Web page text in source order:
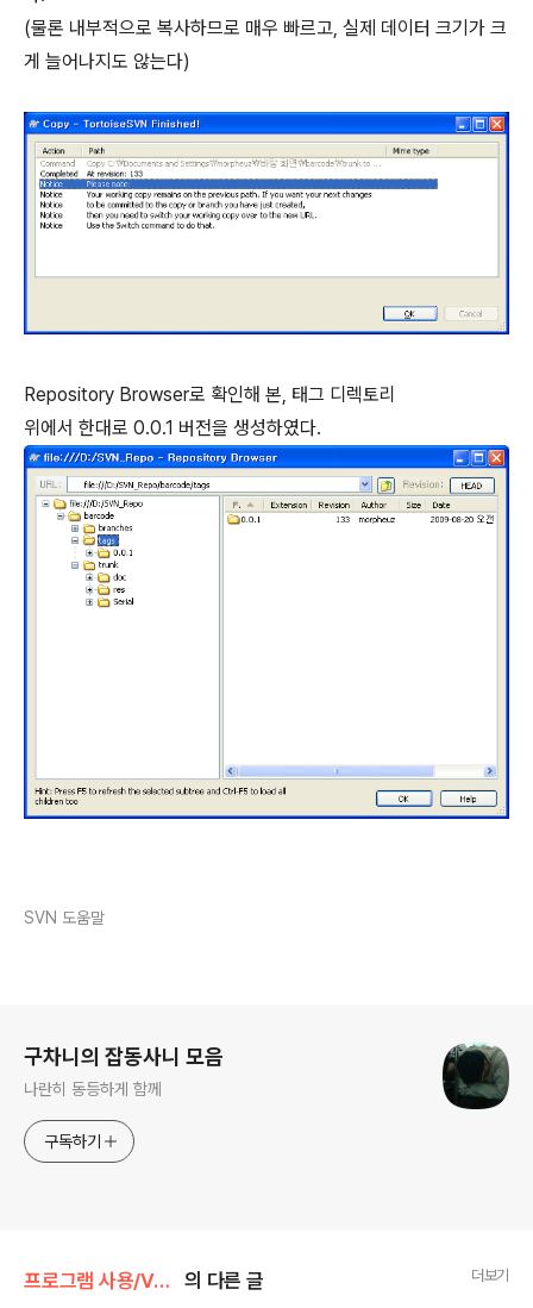
(물론 내부적으로 복사하므로 매우 빠르고, 실제 데이터 크기가 크
게 늘어나지도 않는다)
Repository Browser로 확인해 본, 태그 디렉토리
위에서 한대로 0.0.1 버전을 생성하였다.
SVN 도움말
구차니의 잡동사니 모음
나란히 동등하게 함께
구독하기
프로그램 사용/Version Control 의 다른 글 더보기